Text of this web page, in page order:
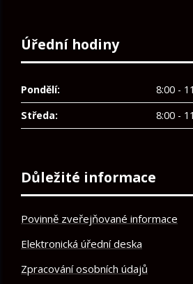
Úřední hodiny
Pondělí:
8:00 -
Středa:
8:00 -
Důležité informace
Povinně zveřejňované informace
Elektronická úřední deska
Zpracování osobních údajů